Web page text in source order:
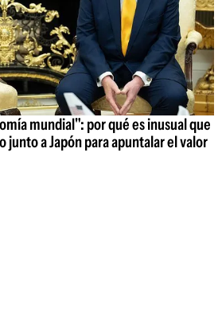
mundial": por qué es inusual que
junto a Japón para apuntalar el valor